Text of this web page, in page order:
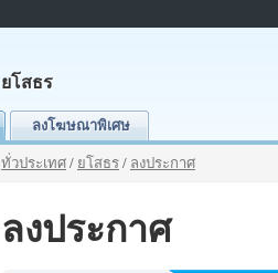
ยโสธร
ลงโฆษณาพิเศษ
ทั่วประเทศ / ยโสธร / ลงประกาศ
ลงประกาศ